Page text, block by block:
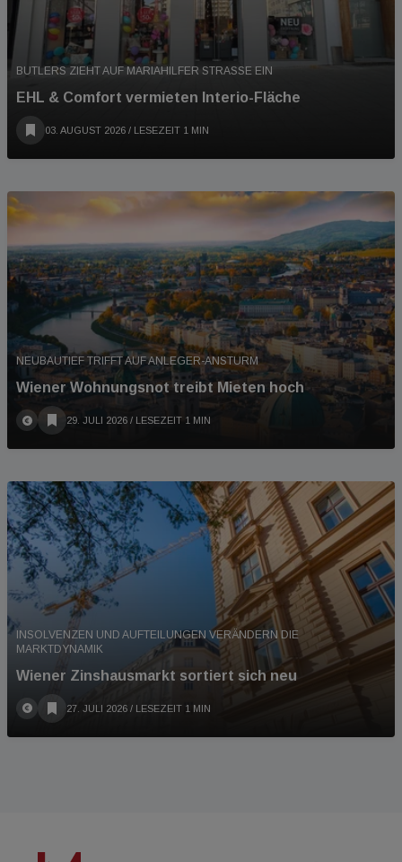
BUTLERS ZIEHT AUF MARIAHILFER STRASSE EIN
EHL & Comfort vermieten Interio-Fläche
03. AUGUST 2026 / LESEZEIT 1 MIN
NEUBAUTIEF TRIFFT AUF ANLEGER-ANSTURM
Wiener Wohnungsnot treibt Mieten hoch
29. JULI 2026 / LESEZEIT 1 MIN
INSOLVENZEN UND AUFTEILUNGEN VERÄNDERN DIE
MARKTDYNAMIK
Wiener Zinshausmarkt sortiert sich neu
27. JULI 2026 / LESEZEIT 1 MIN